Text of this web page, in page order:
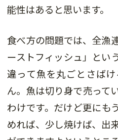
能性はあると思います。
食べ方の問題では、全漁
ーストフィッシュ」とい
違って魚を丸ごとさば
ん。魚は切り身で売って
わけです。だけど更にも
めれば、少し焼けば、出